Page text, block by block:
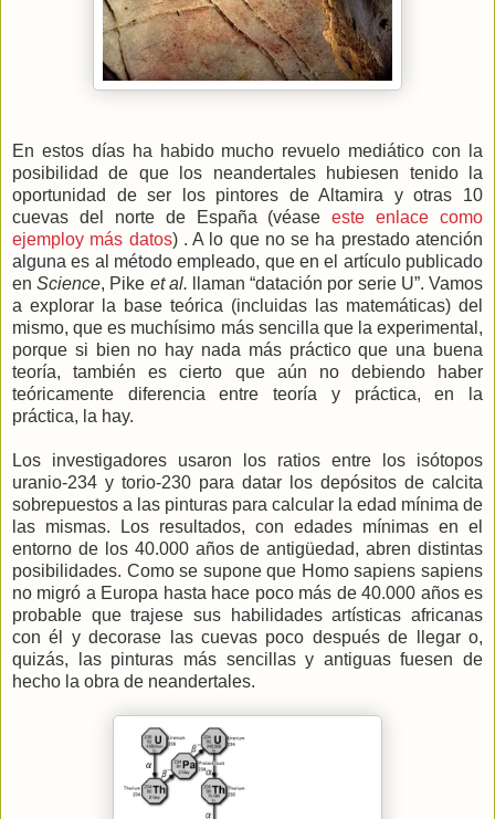
En estos días ha habido mucho revuelo mediático con la
posibilidad de que los neandertales hubiesen tenido la
oportunidad de ser los pintores de Altamira y otras 10
cuevas del norte de España (véaseeste enlace como
ejemploy más datos) . A lo que no se ha prestado atención
alguna es al método empleado, que en el artículo publicado
enScience, Pike et al. llaman “datación por serie U”. Vamos
a explorar la base teórica (incluidas las matemáticas) del
mismo, que es muchísimo más sencilla que la experimental,
porque si bien no hay nada más práctico que una buena
teoría, también es cierto que aún no debiendo haber
teóricamente diferencia entre teoría y práctica, en la
práctica, la hay.
Los investigadores usaron los ratios entre los isótopos
uranio-234 y torio-230 para datar los depósitos de calcita
sobrepuestos a las pinturas para calcular la edad mínima de
las mismas. Los resultados, con edades mínimas en el
entorno de los 40.000 años de antigüedad, abren distintas
posibilidades. Como se supone que Homo sapiens sapiens
no migró a Europa hasta hace poco más de 40.000 años es
probable que trajese sus habilidades artísticas africanas
con él y decorase las cuevas poco después de llegar o,
quizás, las pinturas más sencillas y antiguas fuesen de
hecho la obra de neandertales.